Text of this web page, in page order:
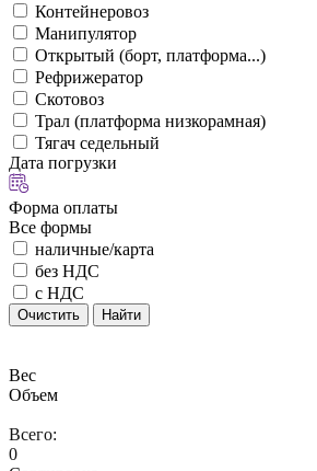
Контейнеровоз
Манипулятор
Открытый (борт, платформа...)
Рефрижератор
Скотовоз
Трал (платформа низкорамная)
Тягач седельный
Дата погрузки
Форма оплаты
Все формы
наличные/карта
без НДС
с НДС
Очистить Найти
Вес
Объем
Всего:
0